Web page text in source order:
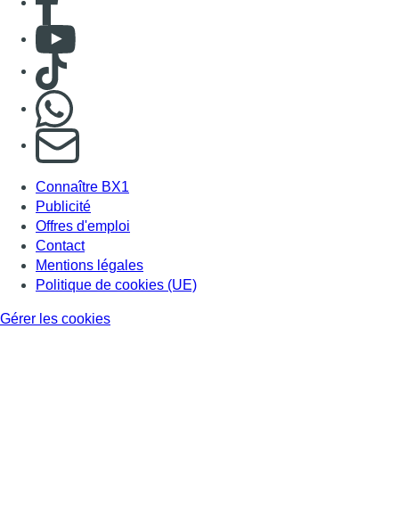
Consulter Youtube
Consulter TikTok
S'abonner à notre newsletter
Connaître BX1
Publicité
Offres d'emploi
Contact
Mentions légales
Politique de cookies (UE)
Gérer les cookies